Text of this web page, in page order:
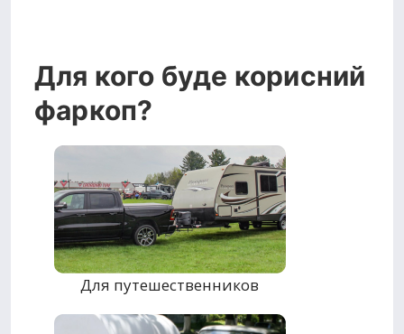
Для кого буде корисний
фаркоп?
Для путешественников